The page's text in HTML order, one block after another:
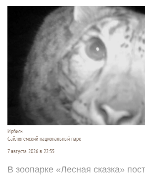
Ирбисы.
Сайлюгемский национальный парк
7 августа 2026 в 22:35
В зоопарке «Лесная сказка»